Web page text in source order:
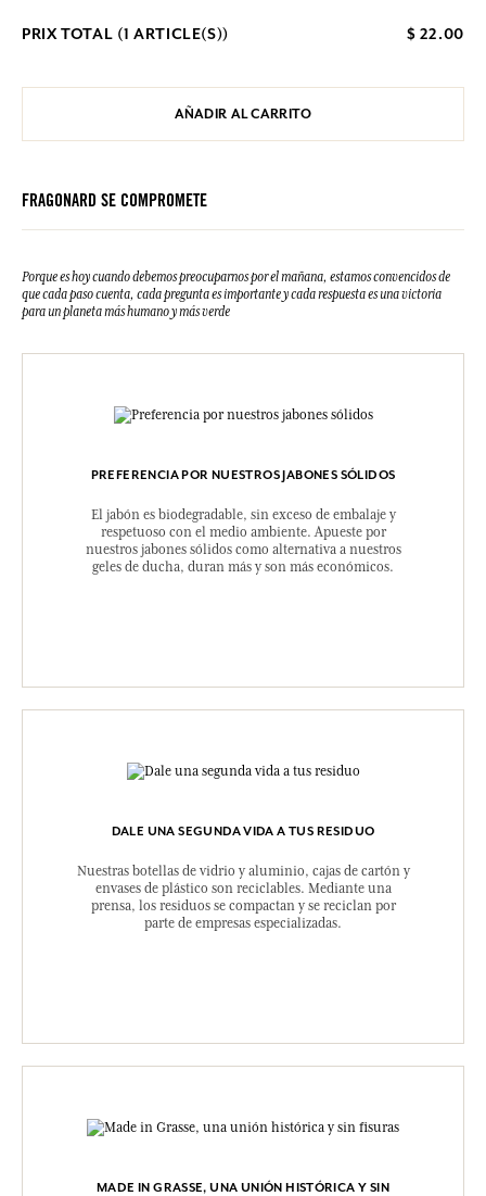
PRIX TOTAL (1 ARTICLE(S)) $ 22.00
AÑADIR AL CARRITO
FRAGONARD SE COMPROMETE
Porque es hoy cuando debemos preocuparnos por el mañana, estamos convencidos de
que cada paso cuenta, cada pregunta es importante y cada respuesta es una victoria
para un planeta más humano y más verde
PREFERENCIA POR NUESTROS JABONES SÓLIDOS
El jabón es biodegradable, sin exceso de embalaje y
respetuoso con el medio ambiente. Apueste por
nuestros jabones sólidos como alternativa a nuestros
geles de ducha, duran más y son más económicos.
DALE UNA SEGUNDA VIDA A TUS RESIDUO
Nuestras botellas de vidrio y aluminio, cajas de cartón y
envases de plástico son reciclables. Mediante una
prensa, los residuos se compactan y se reciclan por
parte de empresas especializadas.
MADE IN GRASSE, UNA UNIÓN HISTÓRICA Y SIN